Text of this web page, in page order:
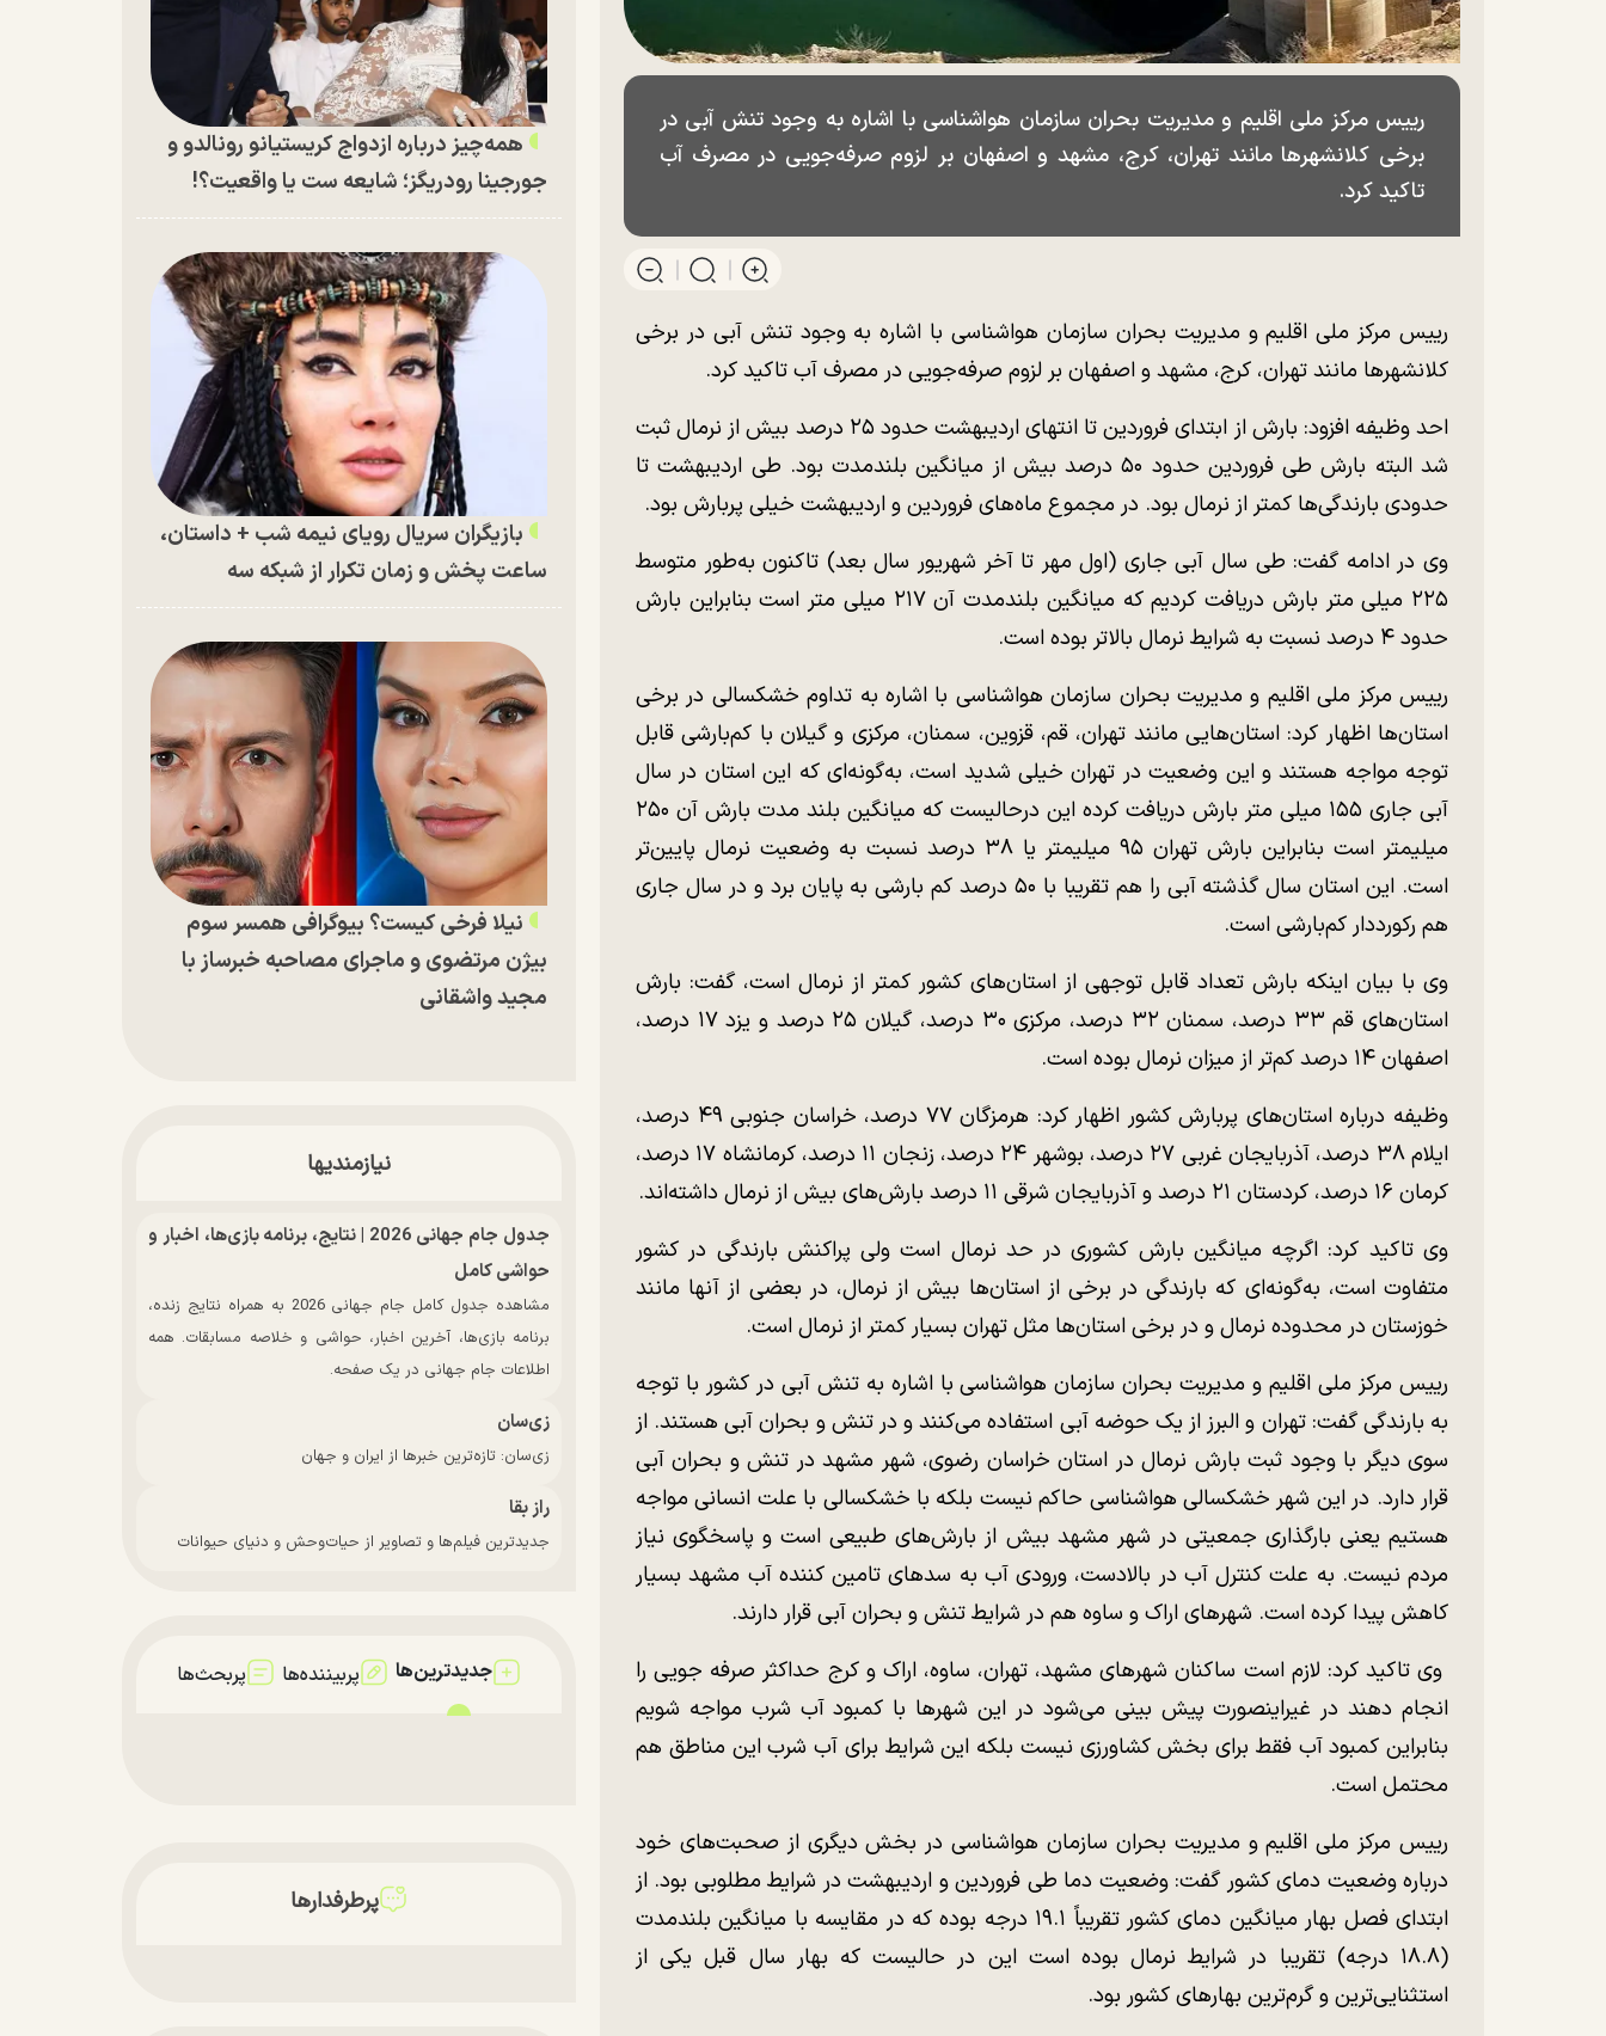
رییس مرکز ملی اقلیم و مدیریت بحران سازمان هواشناسی با اشاره به وجود تنش آبی در
برخی کلانشهر‌ها مانند تهران، کرج، مشهد و اصفهان بر لزوم صرفه‌جویی در مصرف آب
تاکید کرد.
رییس مرکز ملی اقلیم و مدیریت بحران سازمان هواشناسی با اشاره به وجود تنش آبی در برخی
کلانشهر‌ها مانند تهران، کرج، مشهد و اصفهان بر لزوم صرفه‌جویی در مصرف آب تاکید کرد.
احد وظیفه افزود: بارش از ابتدای فروردین تا انتهای اردیبهشت حدود ۲۵ درصد بیش از نرمال ثبت
شد البته بارش طی فروردین حدود ۵۰ درصد بیش از میانگین بلندمدت بود. طی اردیبهشت تا
حدودی بارندگی‌ها کمتر از نرمال بود. در مجموع ماه‌های فروردین و اردیبهشت خیلی پربارش بود.
وی در ادامه گفت: طی سال آبی جاری (اول مهر تا آخر شهریور سال بعد) تاکنون به‌طور متوسط
۲۲۵ میلی متر بارش دریافت کردیم که میانگین بلندمدت آن ۲۱۷ میلی متر است بنابراین بارش
حدود ۴ درصد نسبت به شرایط نرمال بالاتر بوده است.
رییس مرکز ملی اقلیم و مدیریت بحران سازمان هواشناسی با اشاره به تداوم خشکسالی در برخی
استان‌ها اظهار کرد: استان‌هایی مانند تهران، قم، قزوین، سمنان، مرکزی و گیلان با کم‌بارشی قابل
توجه مواجه هستند و این وضعیت در تهران خیلی شدید است، به‌گونه‌ای که این استان در سال
آبی جاری ۱۵۵ میلی متر بارش دریافت کرده این درحالیست که میانگین بلند مدت بارش آن ۲۵۰
میلیمتر است بنابراین بارش تهران ۹۵ میلیمتر یا ۳۸ درصد نسبت به وضعیت نرمال پایین‌تر
است. این استان سال گذشته آبی را هم تقریبا با ۵۰ درصد کم بارشی به پایان برد و در سال جاری
هم رکورددار کم‌بارشی است.
وی با بیان اینکه بارش تعداد قابل توجهی از استان‌های کشور کمتر از نرمال است، گفت: بارش
استان‌های قم ۳۳ درصد، سمنان ۳۲ درصد، مرکزی ۳۰ درصد، گیلان ۲۵ درصد و یزد ۱۷ درصد،
اصفهان ۱۴ درصد کم‌تر از میزان نرمال بوده است.
وظیفه درباره استان‌های پربارش کشور اظهار کرد: هرمزگان ۷۷ درصد، خراسان جنوبی ۴۹ درصد،
ایلام ۳۸ درصد، آذربایجان غربی ۲۷ درصد، بوشهر ۲۴ درصد، زنجان ۱۱ درصد، کرمانشاه ۱۷ درصد،
کرمان ۱۶ درصد، کردستان ۲۱ درصد و آذربایجان شرقی ۱۱ درصد بارش‌های بیش از نرمال داشته‌اند.
وی تاکید کرد: اگرچه میانگین بارش کشوری در حد نرمال است ولی پراکنش بارندگی در کشور
متفاوت است، به‌گونه‌ای که بارندگی در برخی از استان‌ها بیش از نرمال، در بعضی از آنها مانند
خوزستان در محدوده نرمال و در برخی استان‌ها مثل تهران بسیار کمتر از نرمال است.
رییس مرکز ملی اقلیم و مدیریت بحران سازمان هواشناسی با اشاره به تنش آبی در کشور با توجه
به بارندگی گفت: تهران و البرز از یک حوضه آبی استفاده می‌کنند و در تنش و بحران آبی هستند. از
سوی دیگر با وجود ثبت بارش نرمال در استان خراسان رضوی، شهر مشهد در تنش و بحران آبی
قرار دارد. در این شهر خشکسالی هواشناسی حاکم نیست بلکه با خشکسالی با علت انسانی مواجه
هستیم یعنی بارگذاری جمعیتی در شهر مشهد بیش از بارش‌های طبیعی است و پاسخگوی نیاز
مردم نیست. به علت کنترل آب در بالادست، ورودی آب به سد‌های تامین کننده آب مشهد بسیار
کاهش پیدا کرده است. شهر‌های اراک و ساوه هم در شرایط تنش و بحران آبی قرار دارند.
وی تاکید کرد: لازم است ساکنان شهر‌های مشهد، تهران، ساوه، اراک و کرج حداکثر صرفه جویی را
انجام دهند در غیراینصورت پیش بینی می‌شود در این شهر‌ها با کمبود آب شرب مواجه شویم
بنابراین کمبود آب فقط برای بخش کشاورزی نیست بلکه این شرایط برای آب شرب این مناطق هم
محتمل است.
رییس مرکز ملی اقلیم و مدیریت بحران سازمان هواشناسی در بخش دیگری از صحبت‌های خود
درباره وضعیت دمای کشور گفت: وضعیت دما طی فروردین و اردیبهشت در شرایط مطلوبی بود. از
ابتدای فصل بهار میانگین دمای کشور تقریباً ۱۹.۱ درجه بوده که در مقایسه با میانگین بلندمدت
(۱۸.۸ درجه) تقریبا در شرایط نرمال بوده است این در حالیست که بهار سال قبل یکی از
استثنایی‌ترین و گرم‌ترین بهار‌های کشور بود.
همه‌چیز درباره ازدواج کریستیانو رونالدو و
جورجینا رودریگز؛ شایعه ست یا واقعیت؟!
بازیگران سریال رویای نیمه شب + داستان،
ساعت پخش و زمان تکرار از شبکه سه
نیلا فرخی کیست؟ بیوگرافی همسر سوم
بیژن مرتضوی و ماجرای مصاحبه خبرساز با
مجید واشقانی
نیازمندیها
جدول جام جهانی 2026 | نتایج، برنامه بازی‌ها، اخبار و
حواشی کامل
مشاهده جدول کامل جام جهانی 2026 به همراه نتایج زنده،
برنامه بازی‌ها، آخرین اخبار، حواشی و خلاصه مسابقات. همه
اطلاعات جام جهانی در یک صفحه.
زی‌سان
زی‌سان: تازه‌ترین خبرها از ایران و جهان
راز بقا
جدیدترین فیلم‌ها و تصاویر از حیات‌وحش و دنیای حیوانات
جدیدترین‌ها پربیننده‌ها پربحث‌ها
پرطرفدارها